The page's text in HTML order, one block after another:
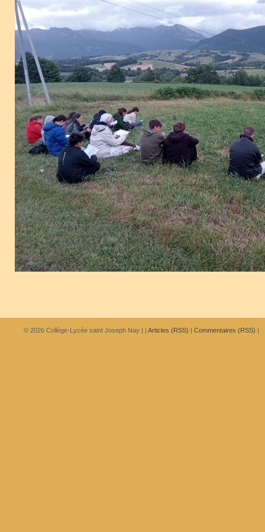
© 2026 Collège-Lycée saint Joseph Nay | | Articles (RSS) | Commentaires (RSS) |